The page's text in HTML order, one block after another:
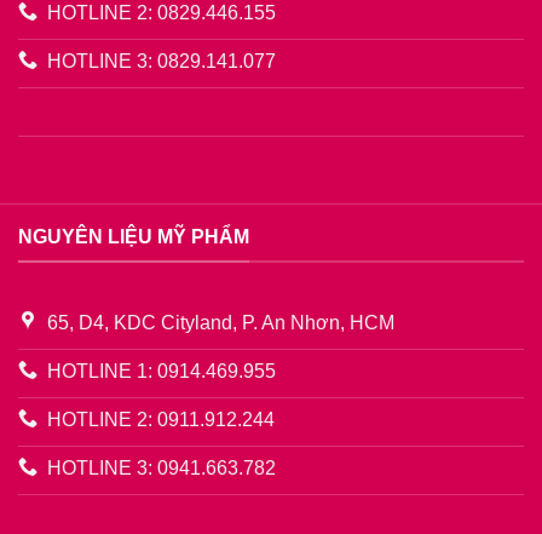
HOTLINE 2: 0829.446.155
HOTLINE 3: 0829.141.077
NGUYÊN LIỆU MỸ PHẨM
65, D4, KDC Cityland, P. An Nhơn, HCM
HOTLINE 1: 0914.469.955
HOTLINE 2: 0911.912.244
HOTLINE 3: 0941.663.782